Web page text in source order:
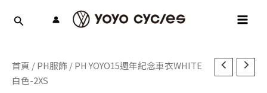
首頁 /PH服飾 / PH YOYO15週年紀念車衣WHITE
白色-2XS
PH
YOYO15